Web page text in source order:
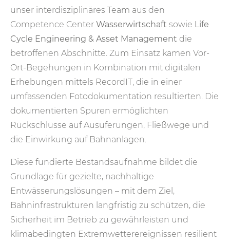
unser interdisziplinäres Team aus den
Competence Center Wasserwirtschaft sowie Life
Cycle Engineering & Asset Management die
betroffenen Abschnitte. Zum Einsatz kamen Vor-
Ort-Begehungen in Kombination mit digitalen
Erhebungen mittels RecordIT, die in einer
umfassenden Fotodokumentation resultierten. Die
dokumentierten Spuren ermöglichten
Rückschlüsse auf Ausuferungen, Fließwege und
die Einwirkung auf Bahnanlagen.
Diese fundierte Bestandsaufnahme bildet die
Grundlage für gezielte, nachhaltige
Entwässerungslösungen – mit dem Ziel,
Bahninfrastrukturen langfristig zu schützen, die
Sicherheit im Betrieb zu gewährleisten und
klimabedingten Extremwetterereignissen resilient